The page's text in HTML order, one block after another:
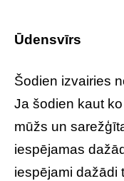
Ūdensvīrs
Šodien izvairies
Ja šodien kaut
mūžs un
iespējamas
iespējami dažādi